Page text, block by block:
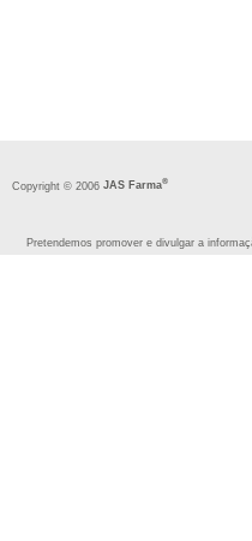
Copyright © 2006 JAS Farma®
Pretendemos promover e divulgar a